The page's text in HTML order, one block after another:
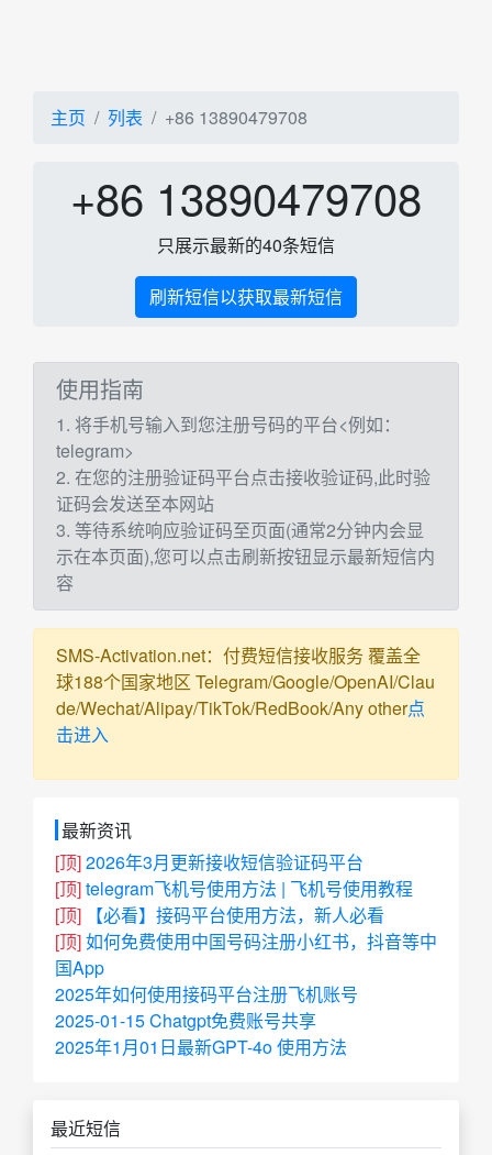
主页 列表 +86 13890479708
+86 13890479708
只展示最新的40条短信
刷新短信以获取最新短信
使用指南
1. 将手机号输入到您注册号码的平台<例如：
telegram>
2. 在您的注册验证码平台点击接收验证码,此时验
证码会发送至本网站
3. 等待系统响应验证码至页面(通常2分钟内会显
示在本页面),您可以点击刷新按钮显示最新短信内
容
SMS-Activation.net：付费短信接收服务 覆盖全
球188个国家地区 Telegram/Google/OpenAI/Clau
de/Wechat/Alipay/TikTok/RedBook/Any other点
击进入
最新资讯
[顶]2026年3月更新接收短信验证码平台
[顶]telegram飞机号使用方法 | 飞机号使用教程
[顶]
【必看】接码平台使用方法，新人必看
[顶]如何免费使用中国号码注册小红书，抖音等中
国App
2025年如何使用接码平台注册飞机账号
2025-01-15 Chatgpt免费账号共享
2025年1月01日最新GPT-4o 使用方法
最近短信